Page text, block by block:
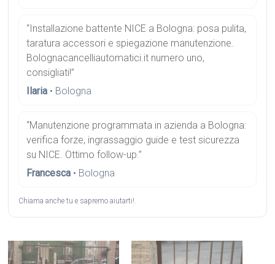
“Installazione battente NICE a Bologna: posa pulita,
taratura accessori e spiegazione manutenzione.
Bolognacancelliautomatici.it numero uno,
consigliati!”
Ilaria • Bologna
“Manutenzione programmata in azienda a Bologna:
verifica forze, ingrassaggio guide e test sicurezza
su NICE. Ottimo follow-up.”
Francesca • Bologna
Chiama anche tu e sapremo aiutarti!.